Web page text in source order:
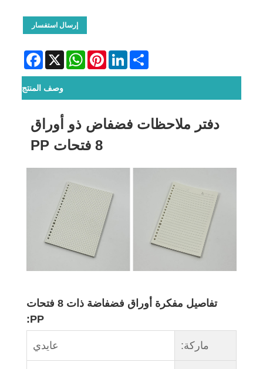
إرسال استفسار
Facebook X
WhatsAppPinterestLinkedInShare
وصف المنتج
دفتر ملاحظات فضفاض ذو أوراق
8 فتحات PP
تفاصيل مفكرة أوراق فضفاضة ذات 8 فتحات
PP:
ماركة: عايدي